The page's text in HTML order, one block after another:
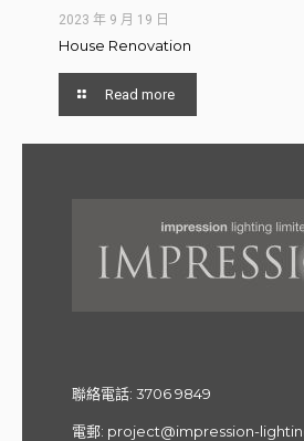
2023 年 9 月 19 日
House Renovation
Read more
聯絡電話: 3706 9849
電郵: project@impression-